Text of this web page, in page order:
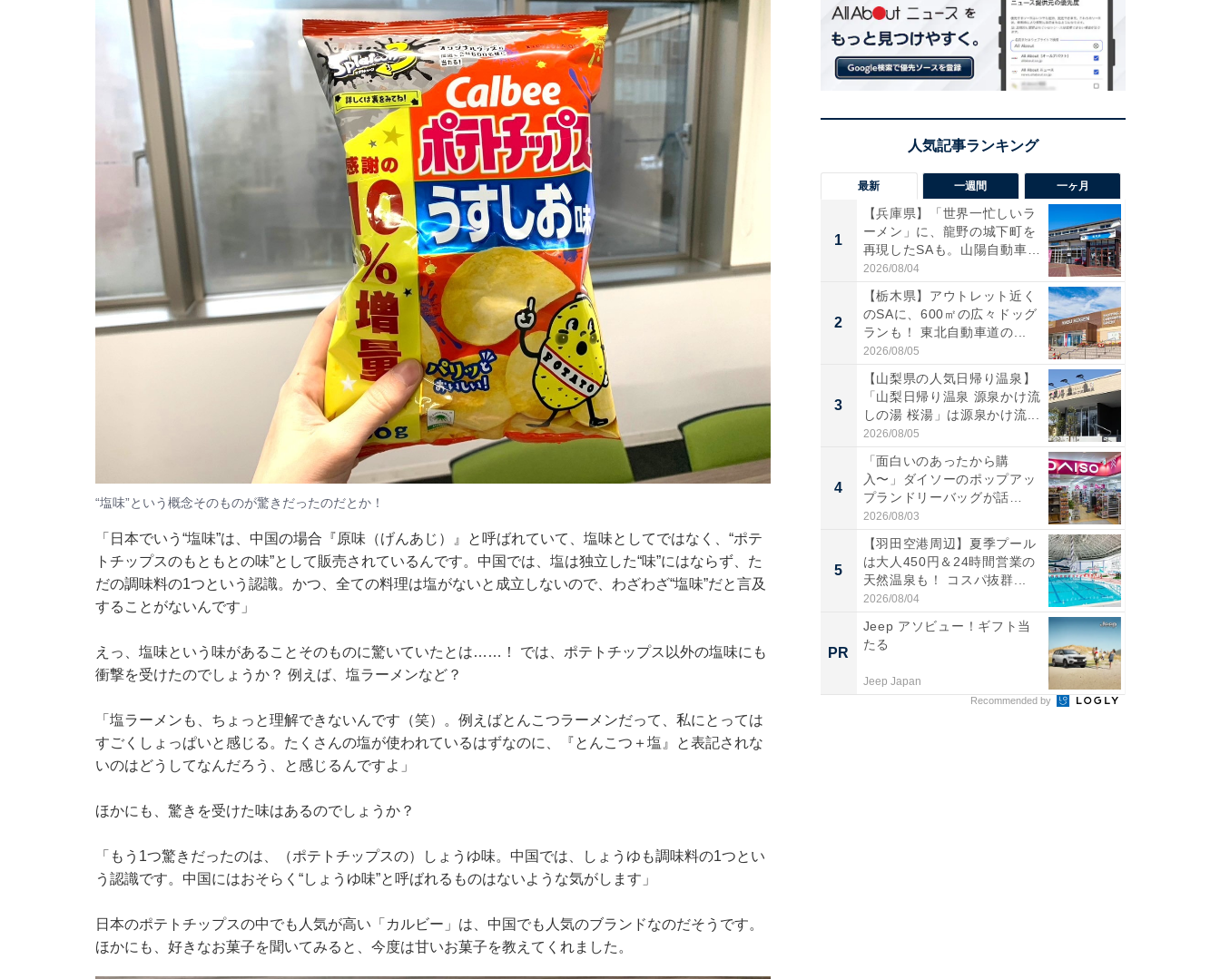
“塩味”という概念そのものが驚きだったのだとか！
「日本でいう“塩味”は、中国の場合『原味（げんあじ）』と呼ばれていて、塩味としてではなく、“ポテ
トチップスのもともとの味”として販売されているんです。中国では、塩は独立した“味”にはならず、た
だの調味料の1つという認識。かつ、全ての料理は塩がないと成立しないので、わざわざ“塩味”だと言及
することがないんです」
えっ、塩味という味があることそのものに驚いていたとは……！ では、ポテトチップス以外の塩味にも
衝撃を受けたのでしょうか？ 例えば、塩ラーメンなど？
「塩ラーメンも、ちょっと理解できないんです（笑）。例えばとんこつラーメンだって、私にとっては
すごくしょっぱいと感じる。たくさんの塩が使われているはずなのに、『とんこつ＋塩』と表記されな
いのはどうしてなんだろう、と感じるんですよ」
ほかにも、驚きを受けた味はあるのでしょうか？
「もう1つ驚きだったのは、（ポテトチップスの）しょうゆ味。中国では、しょうゆも調味料の1つとい
う認識です。中国にはおそらく“しょうゆ味”と呼ばれるものはないような気がします」
日本のポテトチップスの中でも人気が高い「カルビー」は、中国でも人気のブランドなのだそうです。
ほかにも、好きなお菓子を聞いてみると、今度は甘いお菓子を教えてくれました。
最新 一週間 一ヶ月
1
【兵庫県】「世界一忙しいラ
ーメン」に、龍野の城下町を
再現したSAも。山陽自動車
道...
2026/08/04
2
【栃木県】アウトレット近く
のSAに、600㎡の広々ドッグ
ランも！ 東北自動車道の...
2026/08/05
3
【山梨県の人気日帰り温泉】
「山梨日帰り温泉 源泉かけ流
しの湯 桜湯」は源泉かけ流...
2026/08/05
4
「面白いのあったから購
入〜」ダイソーのポップアッ
プランドリーバッグが話
題。“さま...
2026/08/03
5
【羽田空港周辺】夏季プール
は大人450円＆24時間営業の
天然温泉も！ コスパ抜群...
2026/08/04
PR
Jeep アソビュー！ギフト当
たる
Jeep Japan
Recommended by